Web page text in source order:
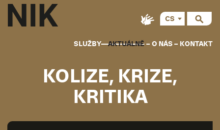
SLUŽBY AKTUÁLNĚ O NÁS KONTAKT
CS
KOLIZE, KRIZE,
KRITIKA